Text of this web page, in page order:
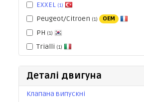
EXXEL (1)
Peugeot/Citroen (1) OEM
PH (1)
Trialli (1)
Деталі двигуна
Клапана випускні